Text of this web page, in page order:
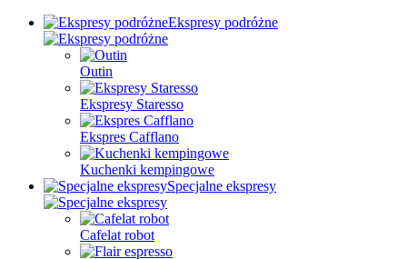
Ekspresy podróżne
Outin
Ekspresy Staresso
Ekspres Cafflano
Kuchenki kempingowe
Specjalne ekspresy
Cafelat robot